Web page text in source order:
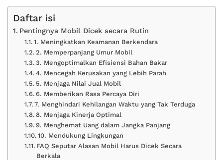
Daftar isi
Pentingnya Mobil Dicek secara Rutin
1. Meningkatkan Keamanan Berkendara
2. Memperpanjang Umur Mobil
3. Mengoptimalkan Efisiensi Bahan Bakar
4. Mencegah Kerusakan yang Lebih Parah
5. Menjaga Nilai Jual Mobil
6. Memberikan Rasa Percaya Diri
7. Menghindari Kehilangan Waktu yang Tak Terduga
8. Menjaga Kinerja Optimal
9. Menghemat Uang dalam Jangka Panjang
10. Mendukung Lingkungan
FAQ Seputar Alasan Mobil Harus Dicek Secara
Berkala